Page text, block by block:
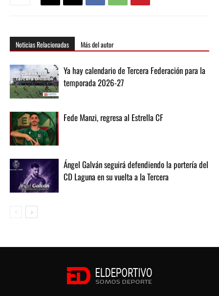
Noticias Relacionadas Más del autor
Ya hay calendario de Tercera Federación para la
temporada 2026-27
Fede Manzi, regresa al Estrella CF
Ángel Galván seguirá defendiendo la portería del
CD Laguna en su vuelta a la Tercera